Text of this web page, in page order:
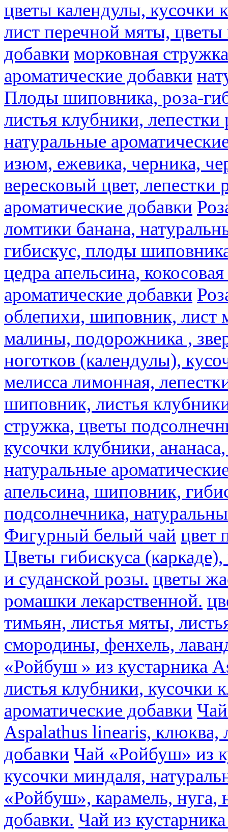
цветы календулы, кусочки
лист перечной мяты,
добавки морковная стружка
ароматические добавки
Плоды шиповника, роза-
листья клубники,
натуральные
изюм, ежевика, черника,
вересковый цвет, лепестки
ароматические добавки
ломтики банана,
гибискус, плоды
цедра апельсина,
ароматические добавки
облепихи, шиповник, лист
малины, подорожника ,
ноготков (календулы),
мелисса лимонная,
шиповник, листья
стружка, цветы
кусочки клубники,
натуральные
апельсина, шиповник,
подсолнечника,
Фигурный белый чай цвет
Цветы гибискуса
и суданской розы. цветы
ромашки лекарственной.
тимьян, листья мяты,
смородины, фенхель,
«Ройбуш » из кустарника
листья клубники, кусочки
ароматические добавки
Aspalathus linearis, клюква,
добавки Чай «Ройбуш» из
кусочки миндаля,
«Ройбуш», карамель, нуга,
добавки. Чай из